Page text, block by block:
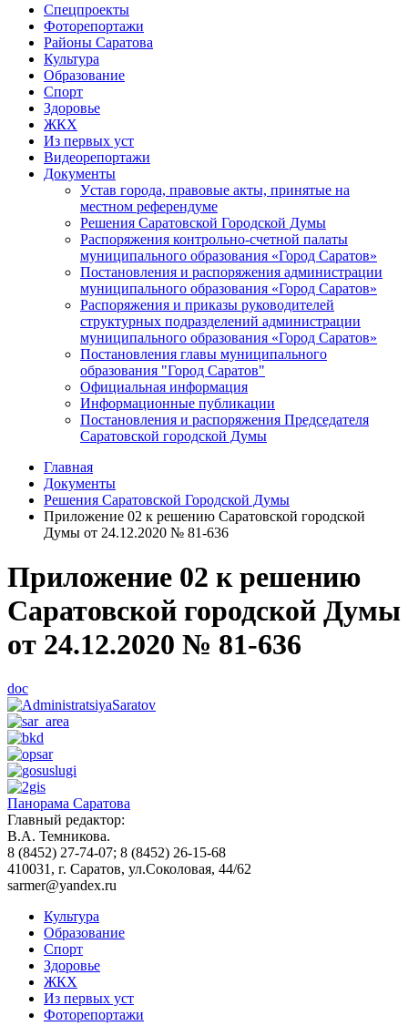
Спецпроекты
Фоторепортажи
Районы Саратова
Культура
Образование
Спорт
Здоровье
ЖКХ
Из пеpвых уст
Видеорепортажи
Документы
Уcтав города, правовые акты, принятые на
местном референдуме
Решения Саратовской Городской Думы
Распоряжения контрольно-счетной палаты
муниципального образования «Город Саратов»
Постановления и распоряжения администрации
муниципального образования «Город Саратов»
Распоряжения и приказы руководителей
структурных подразделений администрации
муниципального образования «Город Саратов»
Постановления главы муниципального
образования "Город Саратов"
Официальная информация
Информационные публикации
Постановления и распоряжения Председателя
Саратовской городской Думы
Главная
Документы
Решения Саратовской Городской Думы
Приложение 02 к решению Саратовской городской
Думы от 24.12.2020 № 81-636
Приложение 02 к решению
Саратовской городской Думы
от 24.12.2020 № 81-636
doc
Панорама Саратова
Главный редактор:
В.А. Темникова.
8 (8452) 27-74-07; 8 (8452) 26-15-68
410031, г. Саратов, ул.Соколовая, 44/62
sarmer@yandex.ru
Культура
Образование
Спорт
Здоровье
ЖКХ
Из пеpвых уст
Фоторепортажи